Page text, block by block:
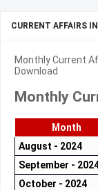
CURRENT AFFAIRS
Monthly Current
Download
Monthly
Month
August - 2024
September -
October - 2024